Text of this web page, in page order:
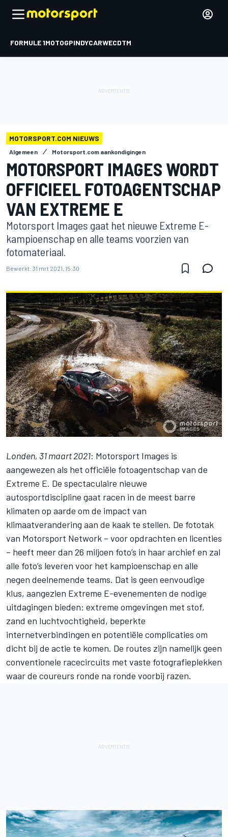
FORMULE 1MOTOGPINDYCARWECDTM
MOTORSPORT.COM NIEUWS
Algemeen Motorsport.com aankondigingen
MOTORSPORT IMAGES WORDT
OFFICIEEL FOTOAGENTSCHAP
VAN EXTREME E
Motorsport Images gaat het nieuwe Extreme E-
kampioenschap en alle teams voorzien van
fotomateriaal.
Bewerkt: 31 mrt 2021, 15:30
Londen, 31 maart 2021: Motorsport Images is
aangewezen als het officiële fotoagentschap van de
Extreme E. De spectaculaire nieuwe
autosportdiscipline gaat racen in de meest barre
klimaten op aarde om de impact van
klimaatverandering aan de kaak te stellen. De fototak
van Motorsport Network – voor opdrachten en licenties
– heeft meer dan 26 miljoen foto’s in haar archief en zal
alle foto’s leveren voor het kampioenschap en alle
negen deelnemende teams. Dat is geen eenvoudige
klus, aangezien Extreme E-evenementen de nodige
uitdagingen bieden: extreme omgevingen met stof,
zand en luchtvochtigheid, beperkte
internetverbindingen en potentiële complicaties om
dicht bij de actie te komen. De routes zijn namelijk geen
conventionele racecircuits met vaste fotografieplekken
waar de coureurs ronde na ronde voorbij razen.